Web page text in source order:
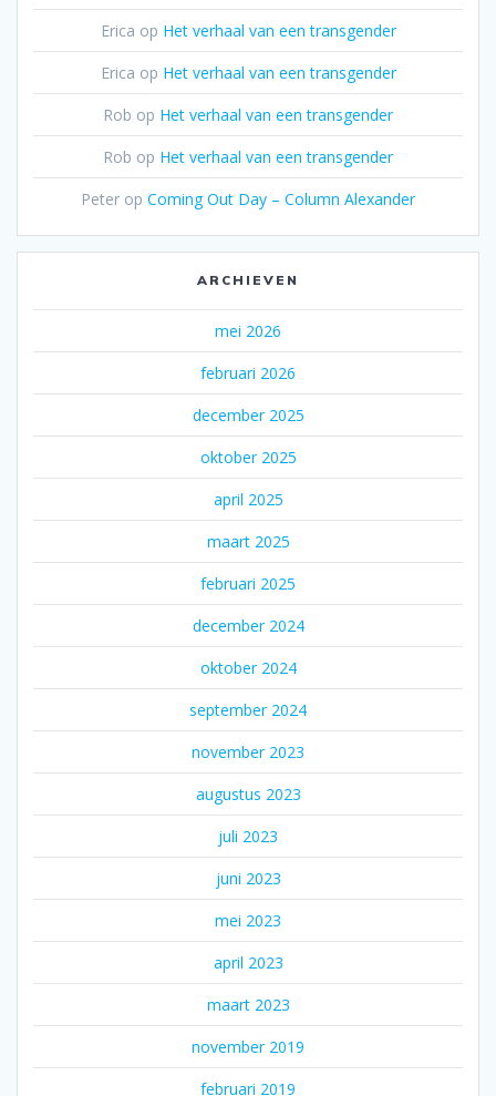
Erica op Het verhaal van een transgender
Erica op Het verhaal van een transgender
Rob op Het verhaal van een transgender
Rob op Het verhaal van een transgender
Peter op Coming Out Day – Column Alexander
ARCHIEVEN
mei 2026
februari 2026
december 2025
oktober 2025
april 2025
maart 2025
februari 2025
december 2024
oktober 2024
september 2024
november 2023
augustus 2023
juli 2023
juni 2023
mei 2023
april 2023
maart 2023
november 2019
februari 2019